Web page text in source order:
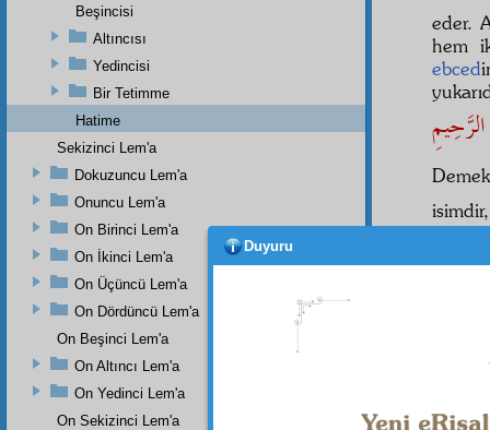
eder.
hem
ebced
Beşincisi
Altıncısı
Yedincisi
Bir Tetimme
Hatime
Sekizinci Lem'a
Dokuzuncu Lem'a
Onuncu Lem'a
On Birinci Lem'a
On İkinci Lem'a
On Üçüncü Lem'a
On Dördüncü Lem'a
On Beşinci Lem'a
On Altıncı Lem'a
On Yedinci Lem'a
On Sekizinci Lem'a
Duyuru